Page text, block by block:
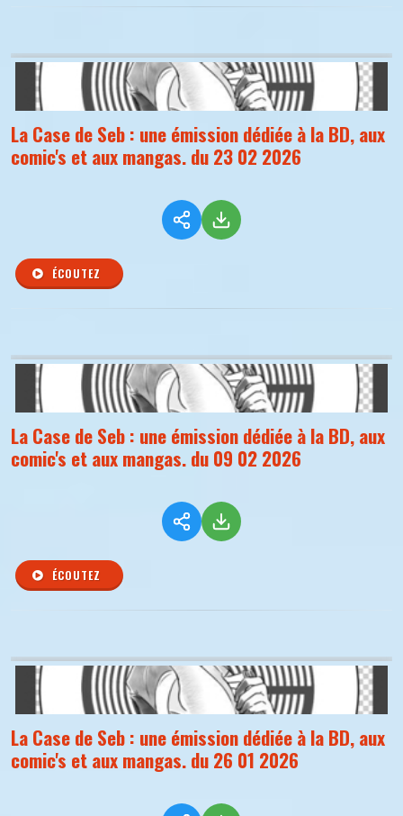
La Case de Seb : une émission dédiée à la BD, aux
comic's et aux mangas. du 23 02 2026
ÉCOUTEZ
La Case de Seb : une émission dédiée à la BD, aux
comic's et aux mangas. du 09 02 2026
ÉCOUTEZ
La Case de Seb : une émission dédiée à la BD, aux
comic's et aux mangas. du 26 01 2026